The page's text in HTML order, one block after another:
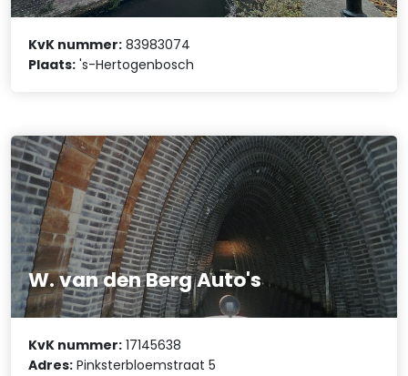
KvK nummer: 83983074
Plaats: 's-Hertogenbosch
W. van den Berg Auto's
KvK nummer: 17145638
Adres: Pinksterbloemstraat 5